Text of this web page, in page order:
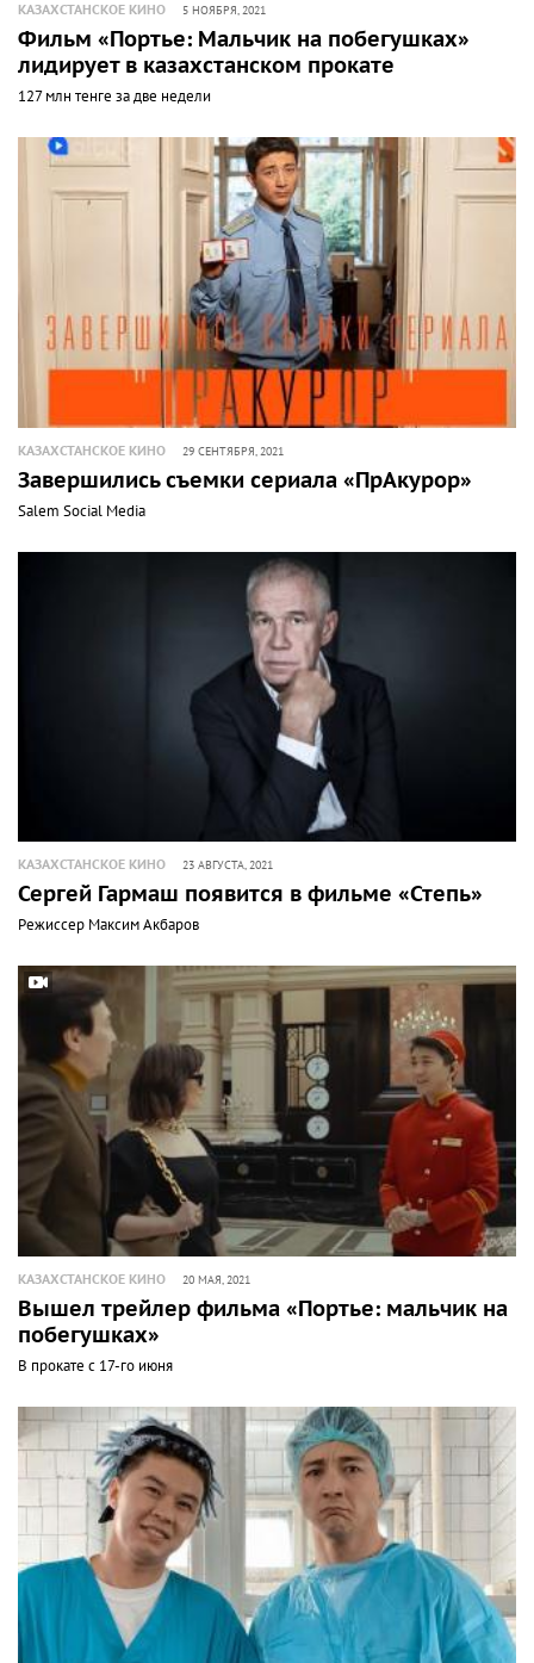
КАЗАХСТАНСКОЕ КИНО 5 НОЯБРЯ, 2021
Фильм «Портье: Мальчик на побегушках»
лидирует в казахстанском прокате
127 млн тенге за две недели
КАЗАХСТАНСКОЕ КИНО 29 СЕНТЯБРЯ, 2021
Завершились съемки сериала «ПрАкурор»
Salem Social Media
КАЗАХСТАНСКОЕ КИНО 23 АВГУСТА, 2021
Сергей Гармаш появится в фильме «Степь»
Режиссер Максим Акбаров
КАЗАХСТАНСКОЕ КИНО 20 МАЯ, 2021
Вышел трейлер фильма «Портье: мальчик на
побегушках»
В прокате с 17-го июня